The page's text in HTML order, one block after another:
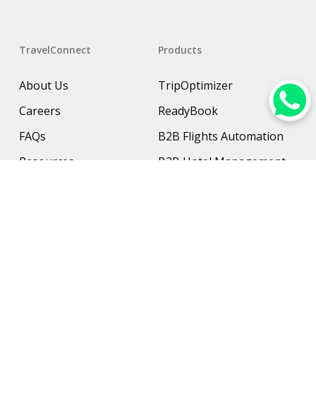
TravelConnect
About Us
Careers
FAQs
Resources
Products
TripOptimizer
ReadyBook
B2B Flights Automation
B2B Hotel Management